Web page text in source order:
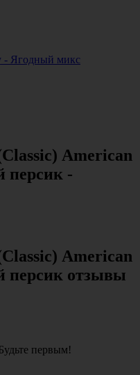
- Ягодный микс
American
персик -
American
персик отзывы
первым!